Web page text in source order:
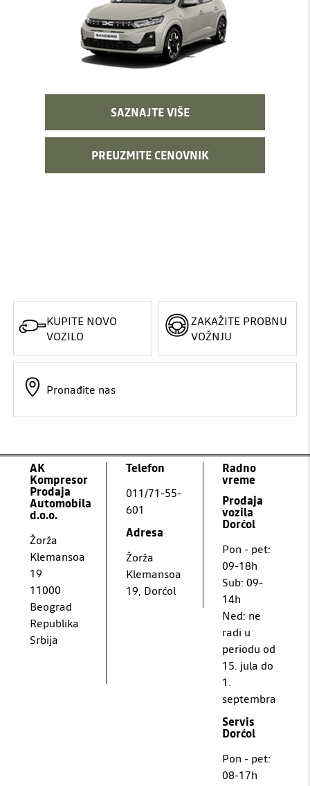
SAZNAJTE VIŠE
PREUZMITE CENOVNIK
KUPITE NOVO
VOZILO
ZAKAŽITE PROBNU
VOŽNJU
Pronađite nas
AK
Kompresor
Prodaja
Automobila
d.o.o.
Žorža
Klemansoa
19
11000
Beograd
Republika
Srbija
Telefon
011/71-55-
601
Adresa
Žorža
Klemansoa
19, Dorćol
Radno
vreme
Prodaja
vozila
Dorćol
Pon - pet:
09-18h
Sub: 09-
14h
Ned: ne
radi u
periodu od
15. jula do
1.
septembra
Servis
Dorćol
Pon - pet:
08-17h